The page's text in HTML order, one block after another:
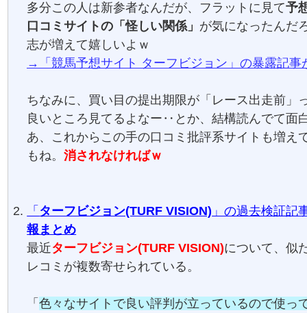
多分この人は新参者なんだが、フラットに見て予
口コミサイトの「怪しい関係」 が気になったんだ
志が増えて嬉しいよｗ
→「競馬予想サイト ターフビジョン」の暴露記事
ちなみに、買い目の提出期限が「レース出走前」
良いところ見てるよなー‥とか、結構読んでて面
あ、これからこの手の口コミ批評系サイトも増え
もね。消されなければｗ
「 ターフビジョン(TURF VISION) 」の過去検証記
報まとめ
最近ターフビジョン(TURF VISION)について、似
レコミが複数寄せられている。
「色々なサイトで良い評判が立っているので使っ